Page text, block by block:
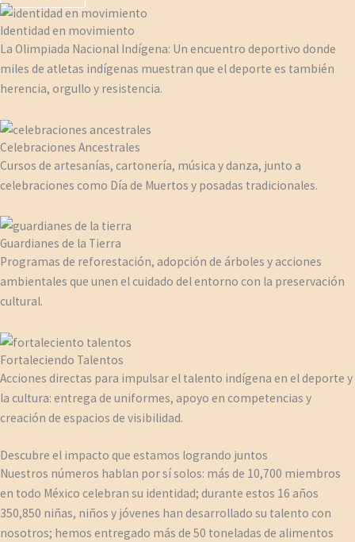
Identidad en movimiento
La Olimpiada Nacional Indígena: Un encuentro deportivo donde
miles de atletas indígenas muestran que el deporte es también
herencia, orgullo y resistencia.
Celebraciones Ancestrales
Cursos de artesanías, cartonería, música y danza, junto a
celebraciones como Día de Muertos y posadas tradicionales.
Guardianes de la Tierra
Programas de reforestación, adopción de árboles y acciones
ambientales que unen el cuidado del entorno con la preservación
cultural.
Fortaleciendo Talentos
Acciones directas para impulsar el talento indígena en el deporte y
la cultura: entrega de uniformes, apoyo en competencias y
creación de espacios de visibilidad.
Descubre el impacto que estamos logrando juntos
Nuestros números hablan por sí solos: más de 10,700 miembros
en todo México celebran su identidad; durante estos 16 años
350,850 niñas, niños y jóvenes han desarrollado su talento con
nosotros; hemos entregado más de 50 toneladas de alimentos